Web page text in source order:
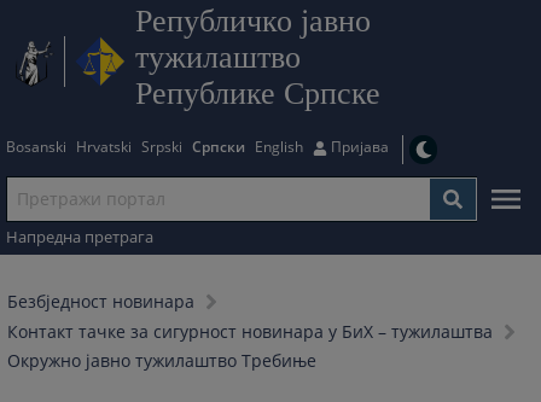
Републичко јавно
тужилаштво
Републике Српске
Bosanski Hrvatski Srpski Српски English Пријава
Напредна претрага
Безбjедност новинара
Контакт тачке за сигурност новинара у БиХ – тужилаштва
Окружно јавно тужилаштво Требиње